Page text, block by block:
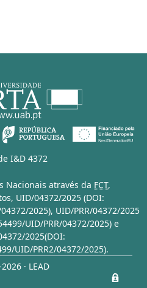
I&D 4372
Nacionais através da FCT,
UID/04372/2025 (DOI:
2025), UID/PRR/04372/2025
UID/PRR/04372/2025)e
2025(DOI:
UID/PRR2/04372/2025).
· LEAD